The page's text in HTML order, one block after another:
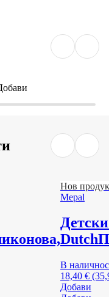
Нов
Mepal
Dutch
В
18,40 €
Добави